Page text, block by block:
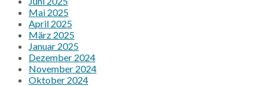
Mai 2025
April 2025
März 2025
Januar 2025
Dezember 2024
November 2024
Oktober 2024